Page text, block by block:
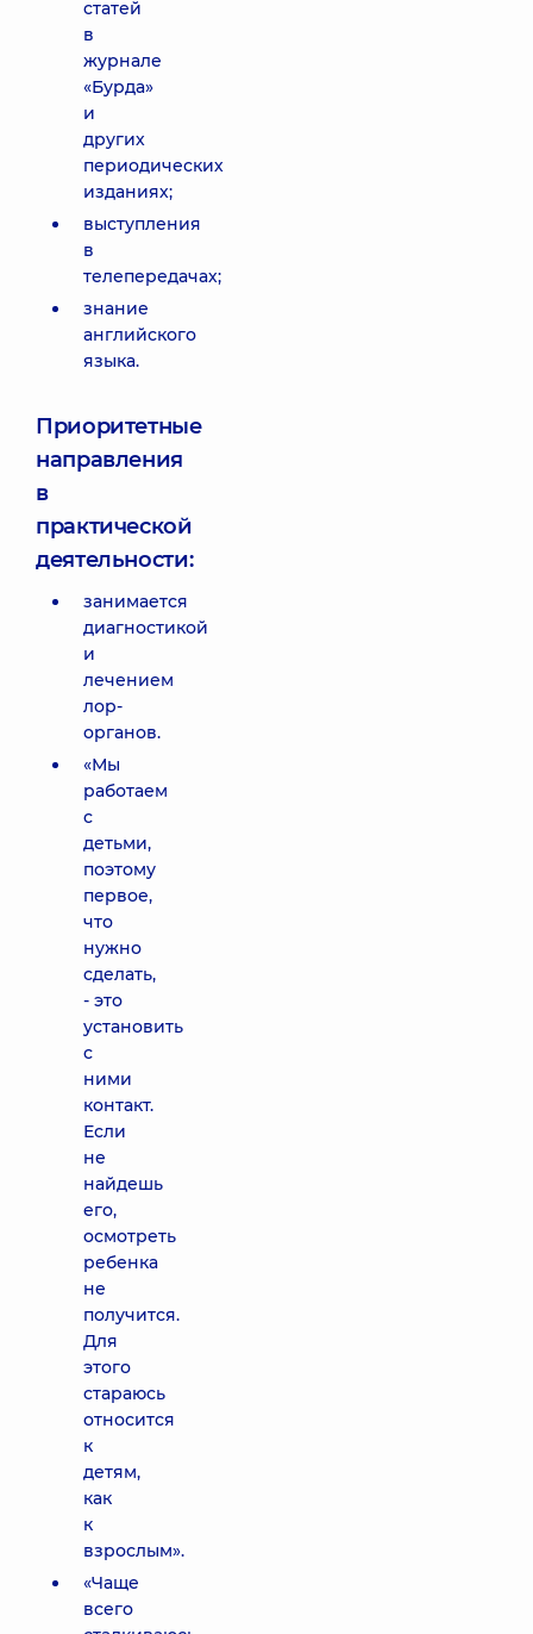
статей
в
журнале
«Бурда»
и
других
периодических
изданиях;
выступления
в
телепередачах;
знание
английского
языка.
Приоритетные
направления
в
практической
деятельности:
занимается
диагностикой
и
лечением
лор-
органов.
«Мы
работаем
с
детьми,
поэтому
первое,
что
нужно
сделать,
- это
установить
с
ними
контакт.
Если
не
найдешь
его,
осмотреть
ребенка
не
получится.
Для
этого
стараюсь
относится
к
детям,
как
к
взрослым».
«Чаще
всего